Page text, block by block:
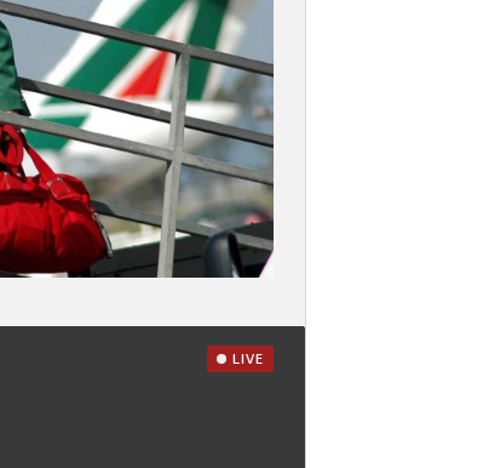
LIVE